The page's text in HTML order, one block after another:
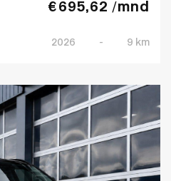
€ 695,62 /mnd
2026 - 9 km